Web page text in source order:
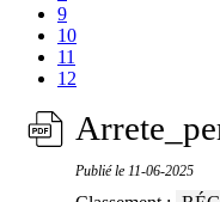
9
10
11
12
Publié le 11-06-2025